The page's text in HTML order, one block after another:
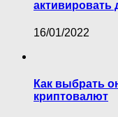
активировать
16/01/2022
Как выбрать
криптовалют